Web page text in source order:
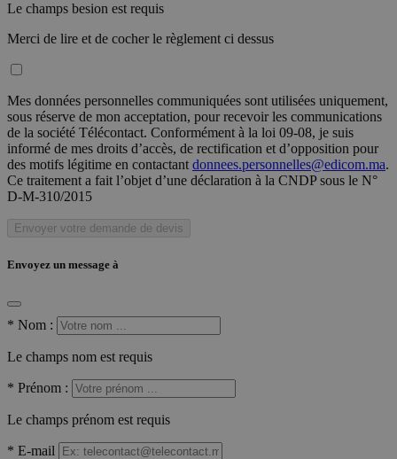
Le champs besion est requis
Merci de lire et de cocher le règlement ci dessus
Mes données personnelles communiquées sont utilisées uniquement,
sous réserve de mon acceptation, pour recevoir les communications
de la société Télécontact. Conformément à la loi 09-08, je suis
informé de mes droits d’accès, de rectification et d’opposition pour
des motifs légitime en contactant donnees.personnelles@edicom.ma.
Ce traitement a fait l’objet d’une déclaration à la CNDP sous le N°
D-M-310/2015
Envoyer votre demande de devis
Envoyez un message à
* Nom :
Le champs nom est requis
* Prénom :
Le champs prénom est requis
* E-mail